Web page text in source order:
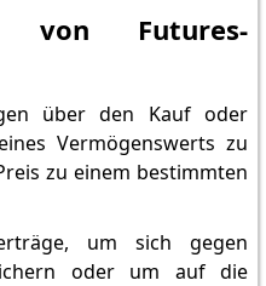
von Futures-
über den Kauf oder
Vermögenswerts zu
zu einem bestimmten
um sich gegen
oder um auf die